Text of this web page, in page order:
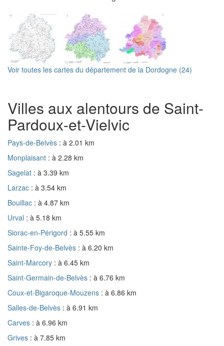
Voir toutes les cartes du département de la Dordogne (24)
Villes aux alentours de Saint-
Pardoux-et-Vielvic
Pays-de-Belvès : à 2.01 km
Monplaisant : à 2.28 km
Sagelat : à 3.39 km
Larzac : à 3.54 km
Bouillac : à 4.87 km
Urval : à 5.18 km
Siorac-en-Périgord : à 5.55 km
Sainte-Foy-de-Belvès : à 6.20 km
Saint-Marcory : à 6.45 km
Saint-Germain-de-Belvès : à 6.76 km
Coux-et-Bigaroque-Mouzens : à 6.86 km
Salles-de-Belvès : à 6.91 km
Carves : à 6.96 km
Grives : à 7.85 km